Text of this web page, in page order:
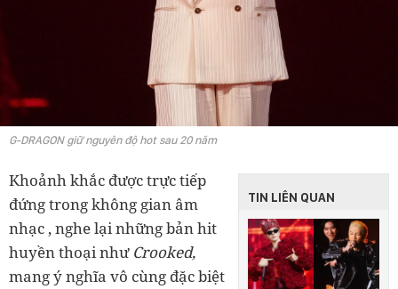
G-DRAGON giữ nguyên độ hot sau 20 năm
TIN LIÊN QUAN
Khoảnh khắc được trực tiếp
đứng trong không gian âm
nhạc , nghe lại những bản hit
huyền thoại như Crooked,
mang ý nghĩa vô cùng đặc biệt